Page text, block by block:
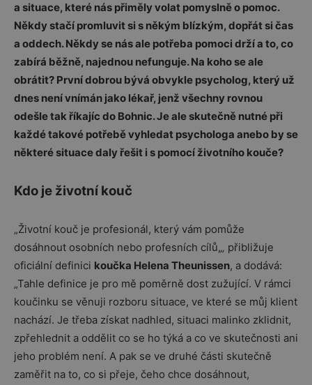
a situace, které nás přiměly volat pomyslně o pomoc.
Někdy stačí promluvit si s někým blízkým, dopřát si čas
a oddech. Někdy se nás ale potřeba pomoci drží a to, co
zabírá běžně, najednou nefunguje. Na koho se ale
obrátit? První dobrou bývá obvykle psycholog, který už
dnes není vnímán jako lékař, jenž všechny rovnou
odešle tak říkajíc do Bohnic. Je ale skutečně nutné při
každé takové potřebě vyhledat psychologa anebo by se
některé situace daly řešit i s pomocí životního kouče?
Kdo je životní kouč
„Životní kouč je profesionál, který vám pomůže
dosáhnout osobních nebo profesních cílů,„ přibližuje
oficiální definici koučka Helena Theunissen, a dodává:
„Tahle definice je pro mě poměrně dost zužující. V rámci
koučinku se věnuji rozboru situace, ve které se můj klient
nachází. Je třeba získat nadhled, situaci malinko zklidnit,
zpřehlednit a oddělit co se ho týká a co ve skutečnosti ani
jeho problém není. A pak se ve druhé části skutečně
zaměřit na to, co si přeje, čeho chce dosáhnout,